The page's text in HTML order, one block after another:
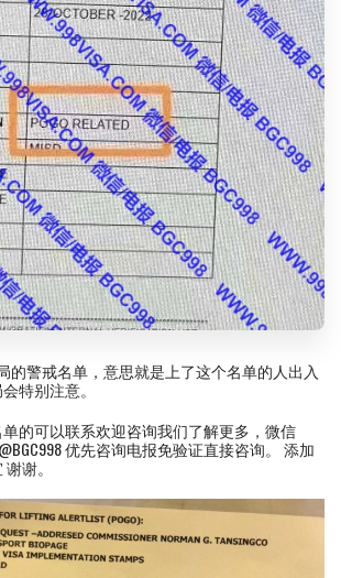
的警戒名单，意思就是上了这个名单的人出入
特别注意。
的可以联系欢迎咨询我们了解更多，微信
优先咨询电报免验证直接咨询。 添加
谢。